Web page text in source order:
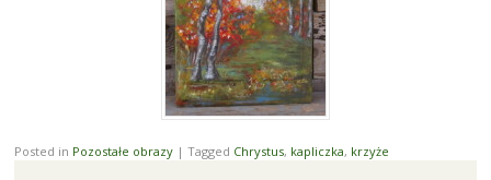
Posted in Pozostałe obrazy | Tagged Chrystus, kapliczka, krzyże